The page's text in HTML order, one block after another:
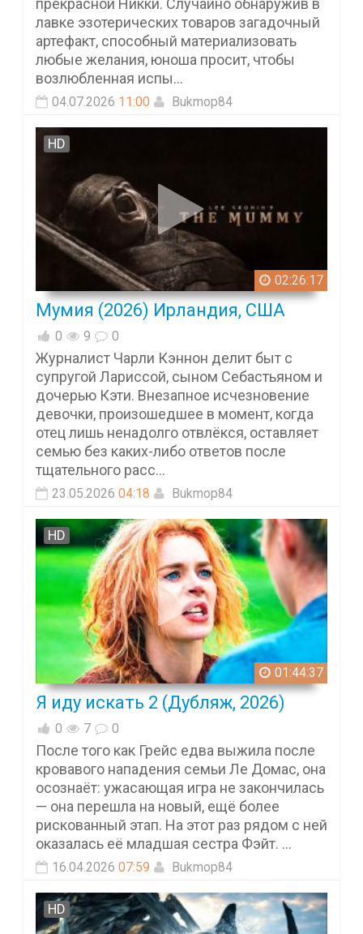
лавке эзотерических товаров загадочный
артефакт, способный материализовать
любые желания, юноша просит, чтобы
возлюбленная испы...
04.07.2026 11:00 Bukmop84
02:26:17
HD
Мумия (2026) Ирландия, США
0 9 0
Журналист Чарли Кэннон делит быт с
супругой Лариссой, сыном Себастьяном и
дочерью Кэти. Внезапное исчезновение
девочки, произошедшее в момент, когда
отец лишь ненадолго отвлёкся, оставляет
семью без каких-либо ответов после
тщательного расс...
23.05.2026 04:18 Bukmop84
01:44:37
HD
Я иду искать 2 (Дубляж, 2026)
0 7 0
После того как Грейс едва выжила после
кровавого нападения семьи Ле Домас, она
осознаёт: ужасающая игра не закончилась
— она перешла на новый, ещё более
рискованный этап. На этот раз рядом с ней
оказалась её младшая сестра Фэйт. ...
16.04.2026 07:59 Bukmop84
HD